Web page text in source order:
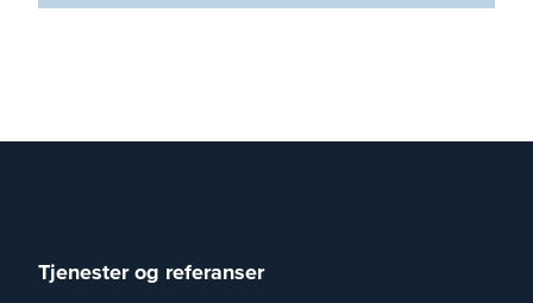
Tjenester og referanser